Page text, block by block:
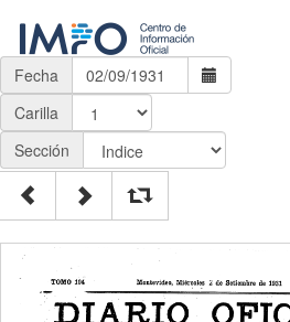
Fecha
Carilla
Sección